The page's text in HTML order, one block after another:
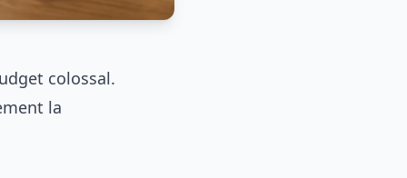
colossal.
la